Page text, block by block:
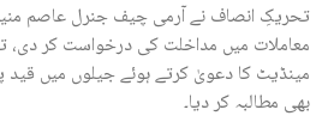
تحریکِ انصاف نے آرمی چیف جنرل عاصم
معاملات میں مداخلت کی درخواست کر دی،
مینڈیٹ کا دعویٰ کرتے ہوئے جیلوں میں قید
بھی مطالبہ کر دیا۔